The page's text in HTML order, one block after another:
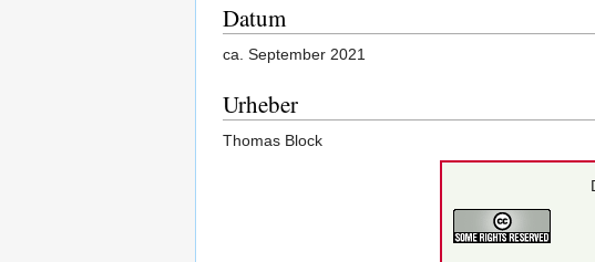
Datum
ca. September 2021
Urheber
Thomas Block